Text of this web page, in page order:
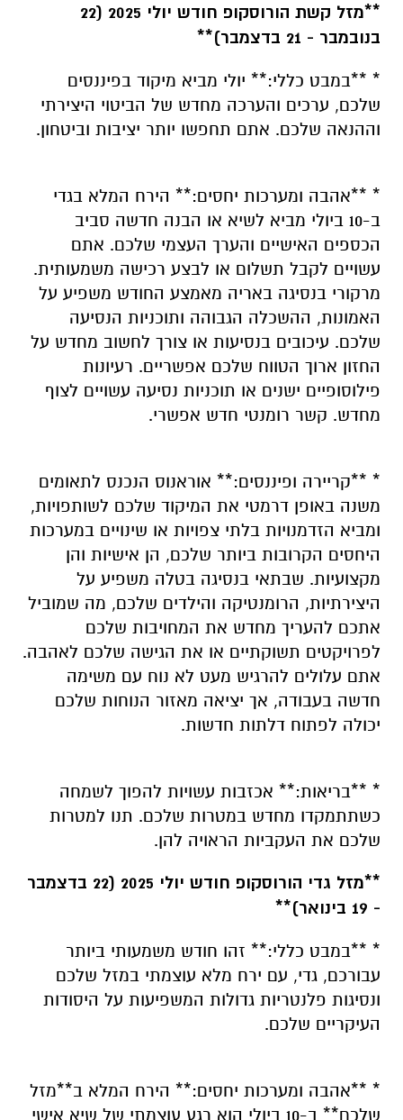
**מזל קשת הורוסקופ חודש יולי 2025 (22
בנובמבר - 21 בדצמבר)**
* **במבט כללי:** יולי מביא מיקוד בפיננסים
שלכם, ערכים והערכה מחדש של הביטוי היצירתי
וההנאה שלכם. אתם תחפשו יותר יציבות וביטחון.
* **אהבה ומערכות יחסים:** הירח המלא בגדי
ב-10 ביולי מביא לשיא או הבנה חדשה סביב
הכספים האישיים והערך העצמי שלכם. אתם
עשויים לקבל תשלום או לבצע רכישה משמעותית.
מרקורי בנסיגה באריה מאמצע החודש משפיע על
האמונות, ההשכלה הגבוהה ותוכניות הנסיעה
שלכם. עיכובים בנסיעות או צורך לחשוב מחדש על
החזון ארוך הטווח שלכם אפשריים. רעיונות
פילוסופיים ישנים או תוכניות נסיעה עשויים לצוף
מחדש. קשר רומנטי חדש אפשרי.
* **קריירה ופיננסים:** אוראנוס הנכנס לתאומים
משנה באופן דרמטי את המיקוד שלכם לשותפויות,
ומביא הזדמנויות בלתי צפויות או שינויים במערכות
היחסים הקרובות ביותר שלכם, הן אישיות והן
מקצועיות. שבתאי בנסיגה בטלה משפיע על
היצירתיות, הרומנטיקה והילדים שלכם, מה שמוביל
אתכם להעריך מחדש את המחויבות שלכם
לפרויקטים תשוקתיים או את הגישה שלכם לאהבה.
אתם עלולים להרגיש מעט לא נוח עם משימה
חדשה בעבודה, אך יציאה מאזור הנוחות שלכם
יכולה לפתוח דלתות חדשות.
* **בריאות:** אכזבות עשויות להפוך לשמחה
כשתתמקדו מחדש במטרות שלכם. תנו למטרות
שלכם את העקביות הראויה להן.
**מזל גדי הורוסקופ חודש יולי 2025 (22 בדצמבר
- 19 בינואר)**
* **במבט כללי:** זהו חודש משמעותי ביותר
עבורכם, גדי, עם ירח מלא עוצמתי במזל שלכם
ונסיגות פלנטריות גדולות המשפיעות על היסודות
העיקריים שלכם.
* **אהבה ומערכות יחסים:** הירח המלא ב**מזל
שלכם** ב-10 ביולי הוא רגע עוצמתי של שיא אישי